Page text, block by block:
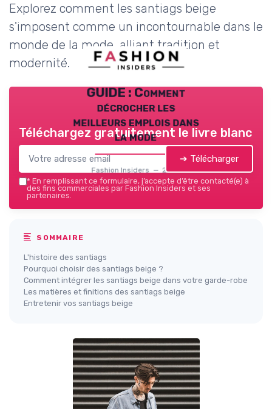
Explorez comment les santiags beige
s'imposent comme un incontournable dans le
monde de la mode, alliant tradition et
modernité.
GUIDE : Comment
décrocher les
meilleurs emplois dans
la mode
Fashion Insiders — 2026
Téléchargez gratuitement le livre blanc
➔ Télécharger
* En remplissant ce formulaire, j’accepte d’être contacté(e) à
des fins commerciales par Fashion Insiders et ses
partenaires.
SOMMAIRE
L'histoire des santiags
Pourquoi choisir des santiags beige ?
Comment intégrer les santiags beige dans votre garde-robe
Les matières et finitions des santiags beige
Entretenir vos santiags beige